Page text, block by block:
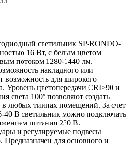
светильник SP-RONDO-
16 Вт, с белым цветом
потоком 1280-1440 лм.
накладного или
возможность для широкого
Уровень цветопередачи CRI>90 и
света 100° позволяют создать
в любых тиипах помещений. За счет
40 В светильник можно подключать
питания 230 В.
и регулируемые подвесы
Предназначен для основного и